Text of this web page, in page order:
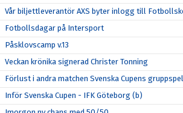
Vår biljettleverantör AXS byter inlogg till
Fotbollsdagar på Intersport
Påsklovscamp v.13
Veckan krönika signerad Christer Tonning
Förlust i andra matchen Svenska Cupens gruppspel
Inför Svenska Cupen - IFK Göteborg (b)